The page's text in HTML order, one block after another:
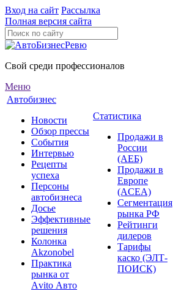
Вход на сайт Рассылка
Полная версия сайта
Свой среди профессионалов
Меню
Автобизнес
Новости
Обзор прессы
События
Интервью
Рецепты
успеха
Персоны
автобизнеса
Досье
Эффективные
решения
Колонка
Akzonobel
Практика
рынка от
Аvito Авто
Статистика
Продажи в
России
(АЕБ)
Продажи в
Европе
(ACEA)
Сегментация
рынка РФ
Рейтинги
дилеров
Тарифы
каско (ЭЛТ-
ПОИСК)